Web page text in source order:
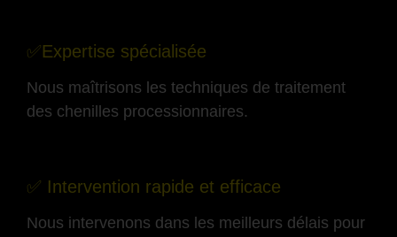
✅Expertise spécialisée
Nous maîtrisons les techniques de traitement
des chenilles processionnaires.
✅ Intervention rapide et efficace
Nous intervenons dans les meilleurs délais pour